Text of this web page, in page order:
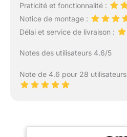
Praticité et fonctionnalité :
Notice de montage :
Délai et service de livraison :
Notes des utilisateurs 4.6/5
Note de 4.6 pour 28 utilisateurs